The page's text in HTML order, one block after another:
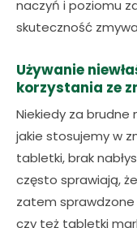
naczyń i poziomu
skuteczność
Używanie
korzystania ze
Niekiedy za
jakie stosujemy w
tabletki, brak
często sprawiają,
zatem sprawdzone
czy też tabletki